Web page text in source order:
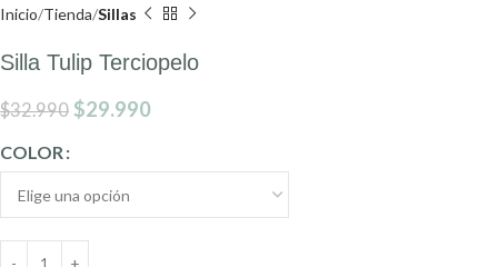
Inicio Tienda Sillas
Silla Tulip Terciopelo
$32.990 $29.990
COLOR